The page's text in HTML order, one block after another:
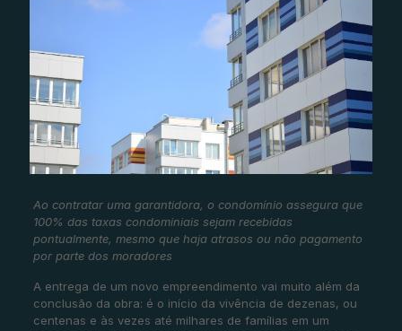
Ao contratar uma garantidora, o condomínio assegura que
100% das taxas condominiais sejam recebidas
pontualmente, mesmo que haja atrasos ou não pagamento
por parte dos moradores
A entrega de um novo empreendimento vai muito além da
conclusão da obra: é o início da vivência de dezenas, ou
centenas e às vezes até milhares de famílias em um